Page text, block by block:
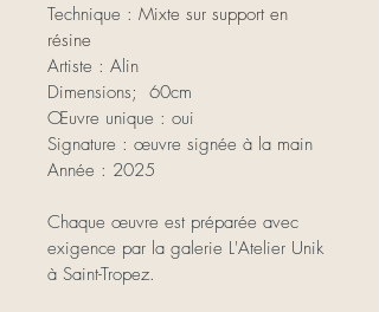
Technique : Mixte sur support en
résine
Artiste : Alin
Dimensions;  60cm
Œuvre unique : oui
Signature : œuvre signée à la main
Année : 2025
Chaque œuvre est préparée avec
exigence par la galerie L'Atelier Unik
à Saint-Tropez.